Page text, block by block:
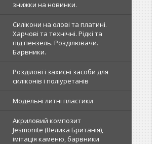
знижки на новинки.
Силікони на олові та платині.
Харчові та технічні. Рідкі та
під пензель. Розділювачи.
Барвники.
Розділові і захисні засоби для
силіконів і поліуретанів
Модельні литні пластики
Акриловий композит
Jesmonite (Велика Британія),
імітація каменю, барвники